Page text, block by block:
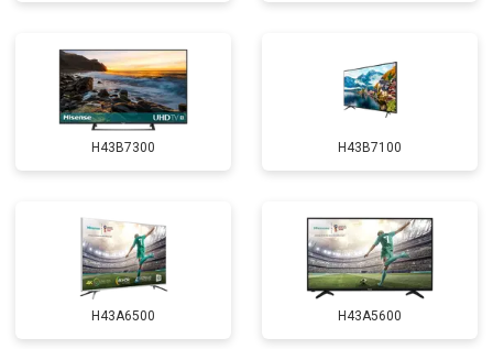
H43B7300 H43B7100
H43A6500 H43A5600